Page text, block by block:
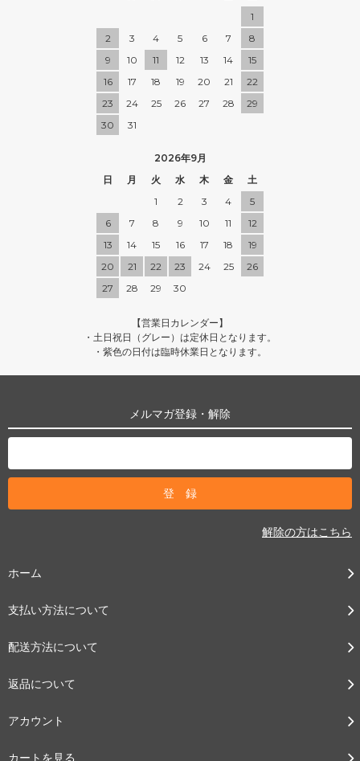
1
2
3 4 5 6 7
8
9
10 11 12 13 14
15
16
17 18 19 20 21
22
23
24 25 26 27 28
29
30
31
2026年9月
日
月 火 水 木 金
土
1
2 3 4
5
6
7 8 9 10 11
12
13
14 15 16 17 18
19
20
21 22 23 24 25
26
27
28 29 30
【営業日カレンダー】
・土日祝日（グレー）は定休日となります。
・紫色の日付は臨時休業日となります。
メルマガ登録・解除
解除の方はこちら
ホーム
支払い方法について
配送方法について
返品について
アカウント
カートを見る